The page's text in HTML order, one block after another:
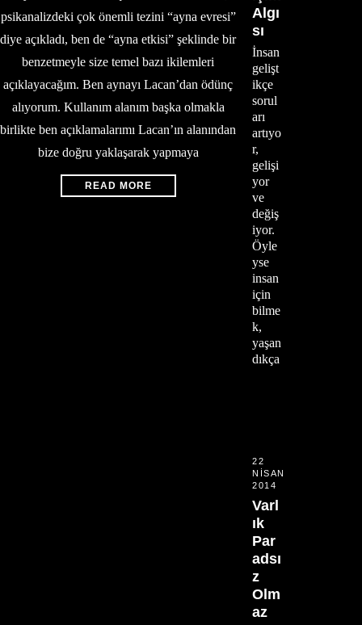
psikanalizdeki çok önemli tezini “ayna evresi”
diye açıkladı, ben de “ayna etkisi” şeklinde bir
benzetmeyle size temel bazı ikilemleri
açıklayacağım. Ben aynayı Lacan’dan ödünç
alıyorum. Kullanım alanım başka olmakla
birlikte ben açıklamalarımı Lacan’ın alanından
bize doğru yaklaşarak yapmaya
READ MORE
Algı
sı
İnsan
gelişt
ikçe
sorul
arı
artıyo
r,
gelişi
yor
ve
değiş
iyor.
Öyle
yse
insan
için
bilme
k,
yaşan
dıkça
22
NISAN
2014
Varl
ık
Par
adsı
z
Olm
az